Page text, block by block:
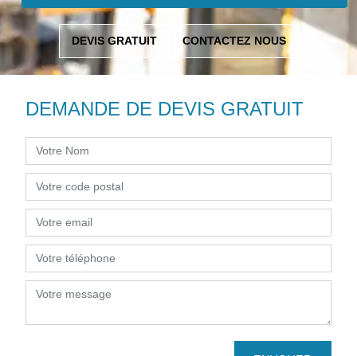
DEVIS GRATUIT CONTACTEZ NOUS
DEMANDE DE DEVIS GRATUIT